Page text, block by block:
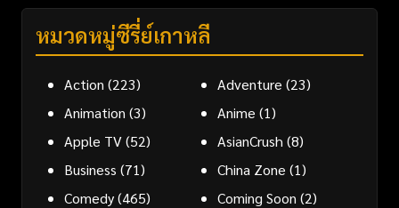
หมวดหมู่ซีรี่ย์เกาหลี
Action (223) Adventure (23)
Animation (3) Anime (1)
Apple TV(52) AsianCrush (8)
Business (71) China Zone (1)
Comedy(465) Coming Soon (2)